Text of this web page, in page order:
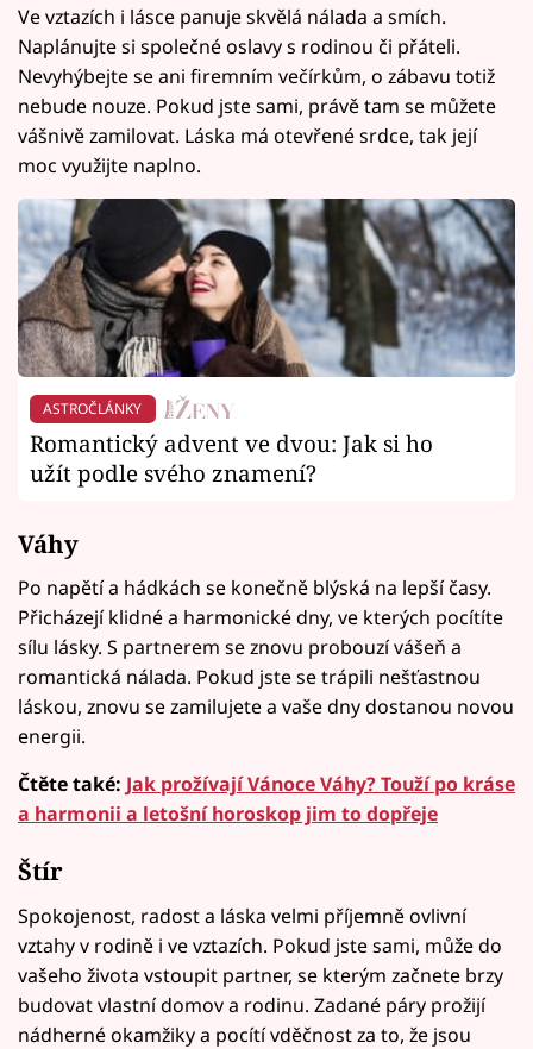
Ve vztazích i lásce panuje skvělá nálada a smích.
Naplánujte si společné oslavy s rodinou či přáteli.
Nevyhýbejte se ani firemním večírkům, o zábavu totiž
nebude nouze. Pokud jste sami, právě tam se můžete
vášnivě zamilovat. Láska má otevřené srdce, tak její
moc využijte naplno.
ASTROČLÁNKY
Romantický advent ve dvou: Jak si ho
užít podle svého znamení?
Váhy
Po napětí a hádkách se konečně blýská na lepší časy.
Přicházejí klidné a harmonické dny, ve kterých pocítíte
sílu lásky. S partnerem se znovu probouzí vášeň a
romantická nálada. Pokud jste se trápili nešťastnou
láskou, znovu se zamilujete a vaše dny dostanou novou
energii.
Čtěte také: Jak prožívají Vánoce Váhy? Touží po kráse
a harmonii a letošní horoskop jim to dopřeje
Štír
Spokojenost, radost a láska velmi příjemně ovlivní
vztahy v rodině i ve vztazích. Pokud jste sami, může do
vašeho života vstoupit partner, se kterým začnete brzy
budovat vlastní domov a rodinu. Zadané páry prožijí
nádherné okamžiky a pocítí vděčnost za to, že jsou